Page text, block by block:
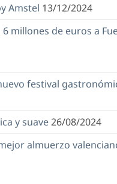
Amstel 13/12/2024
millones de euros a
festival
y suave26/08/2024
almuerzo